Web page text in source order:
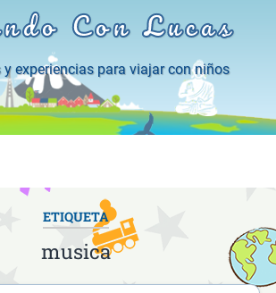
Con Lucas
y experiencias para viajar con niños
ETIQUETA
musica